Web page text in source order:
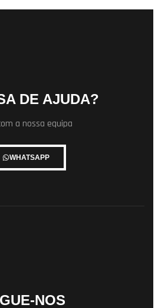
DE AJUDA?
a nossa equipa
WHATSAPP
NOS